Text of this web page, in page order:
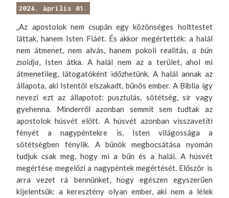
2024. április 01.
„Az apostolok nem csupán egy közönséges holttestet
láttak, hanem Isten Fiáét. És akkor megértették: a halál
nem átmenet, nem alvás, hanem pokoli realitás, a bűn
zsoldja, Isten átka. A halál nem az a terület, ahol mi
átmenetileg, látogatóként időzhetünk. A halál annak az
állapota, aki Istentől elszakadt, bűnös ember. A Biblia így
nevezi ezt az állapotot: pusztulás, sötétség, sír vagy
gyehenna. Minderről azonban semmit sem tudtak az
apostolok húsvét előtt. A húsvét azonban visszavetíti
fényét a nagypéntekre is, Isten világossága a
sötétségben fénylik. A bűnök megbocsátása nyomán
tudjuk csak meg, hogy mi a bűn és a halál. A húsvét
megértése megelőzi a nagypéntek megértését. Először is
arra vezet rá bennünket, hogy egészen egyszerűen
kijelentsük: a keresztény olyan ember, aki nem a lélek